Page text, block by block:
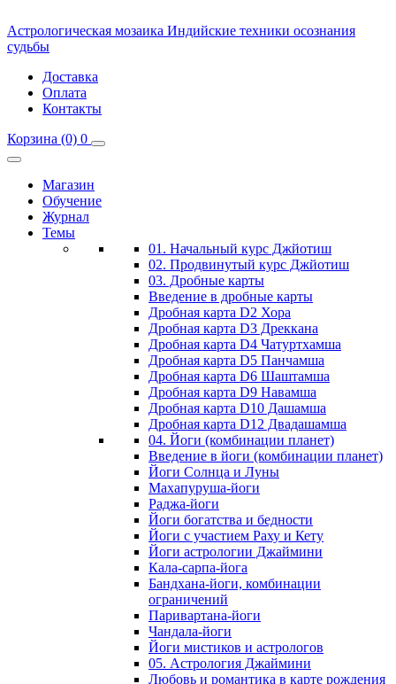
Астрологическая мозаика Индийские техники осознания
судьбы
Доставка
Оплата
Контакты
Корзина (0) 0
Магазин
Обучение
Журнал
Темы
01. Начальный курс Джйотиш
02. Продвинутый курс Джйотиш
03. Дробные карты
Введение в дробные карты
Дробная карта D2 Хора
Дробная карта D3 Дреккана
Дробная карта D4 Чатуртхамша
Дробная карта D5 Панчамша
Дробная карта D6 Шаштамша
Дробная карта D9 Навамша
Дробная карта D10 Дашамша
Дробная карта D12 Двадашамша
04. Йоги (комбинации планет)
Введение в йоги (комбинации планет)
Йоги Солнца и Луны
Махапуруша-йоги
Раджа-йоги
Йоги богатства и бедности
Йоги с участием Раху и Кету
Йоги астрологии Джаймини
Кала-сарпа-йога
Бандхана-йоги, комбинации
ограничений
Паривартана-йоги
Чандала-йоги
Йоги мистиков и астрологов
05. Астрология Джаймини
Любовь и романтика в карте рождения